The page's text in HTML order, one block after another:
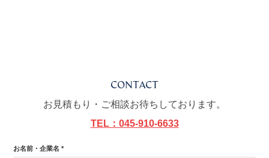
CONTACT
お見積もり・ご相談お待ちしております。
TEL：045-910-6633
お名前・企業名 *